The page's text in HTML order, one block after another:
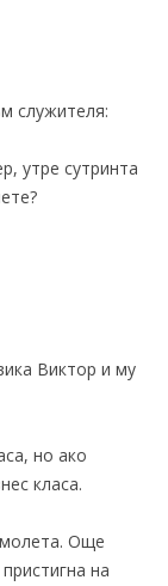
служителя:
утре сутринта
Виктор и му
но ако
класа.
Още
на